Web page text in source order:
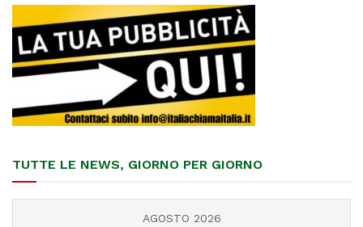
TUTTE LE NEWS, GIORNO PER GIORNO
AGOSTO 2026